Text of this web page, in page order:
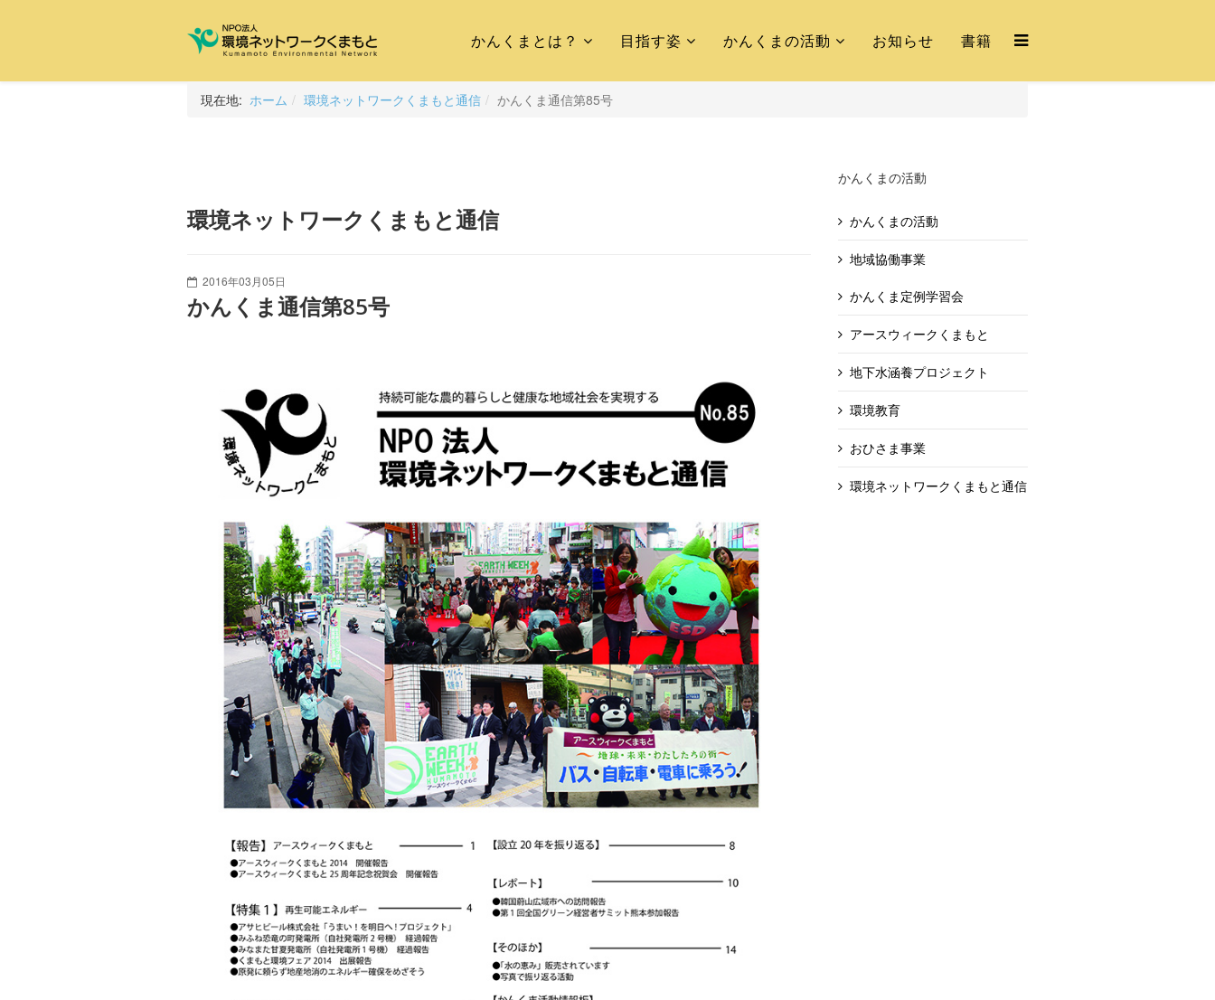
かんくまとは？ 目指す姿 かんくまの活動 お知らせ 書籍
現在地: ホーム 環境ネットワークくまもと通信 かんくま通信第85号
環境ネットワークくまもと通信
2016年03月05日
かんくま通信第85号
かんくまの活動
かんくまの活動
地域協働事業
かんくま定例学習会
アースウィークくまもと
地下水涵養プロジェクト
環境教育
おひさま事業
環境ネットワークくまもと通信